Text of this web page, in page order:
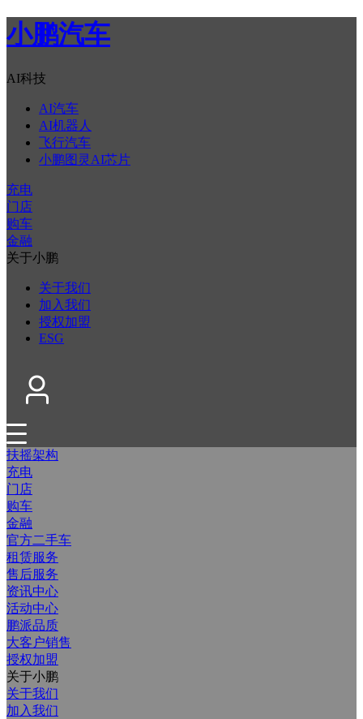
小鹏汽车
AI科技
AI汽车
AI机器人
飞行汽车
小鹏图灵AI芯片
充电
门店
购车
金融
关于小鹏
关于我们
加入我们
授权加盟
ESG
扶摇架构
充电
门店
购车
金融
官方二手车
租赁服务
售后服务
资讯中心
活动中心
鹏派品质
大客户销售
授权加盟
关于小鹏
关于我们
加入我们